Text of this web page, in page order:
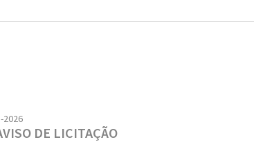
2026
DE LICITAÇÃO